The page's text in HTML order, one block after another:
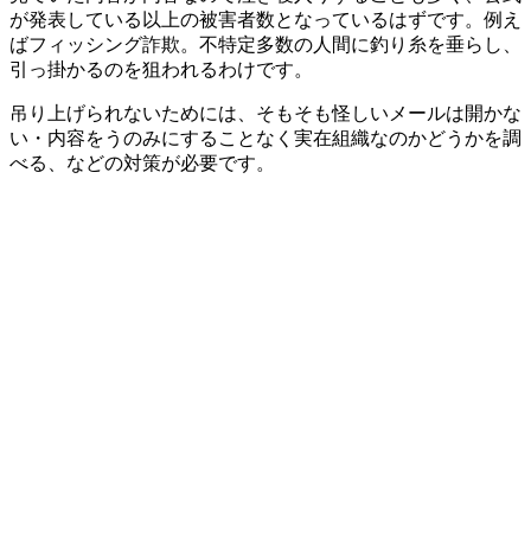
が発表している以上の被害者数となっているはずです。例え
ばフィッシング詐欺。不特定多数の人間に釣り糸を垂らし、
引っ掛かるのを狙われるわけです。
吊り上げられないためには、そもそも怪しいメールは開かな
い・内容をうのみにすることなく実在組織なのかどうかを調
べる、などの対策が必要です。